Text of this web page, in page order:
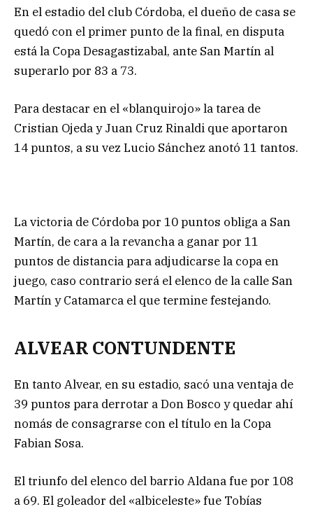
En el estadio del club Córdoba, el dueño de casa se
quedó con el primer punto de la final, en disputa
está la Copa Desagastizabal, ante San Martín al
superarlo por 83 a 73.
Para destacar en el «blanquirojo» la tarea de
Cristian Ojeda y Juan Cruz Rinaldi que aportaron
14 puntos, a su vez Lucio Sánchez anotó 11 tantos.
La victoria de Córdoba por 10 puntos obliga a San
Martín, de cara a la revancha a ganar por 11
puntos de distancia para adjudicarse la copa en
juego, caso contrario será el elenco de la calle San
Martín y Catamarca el que termine festejando.
ALVEAR CONTUNDENTE
En tanto Alvear, en su estadio, sacó una ventaja de
39 puntos para derrotar a Don Bosco y quedar ahí
nomás de consagrarse con el título en la Copa
Fabian Sosa.
El triunfo del elenco del barrio Aldana fue por 108
a 69. El goleador del «albiceleste» fue Tobías